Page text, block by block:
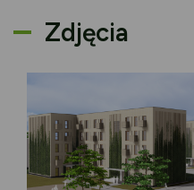
Zdjęcia